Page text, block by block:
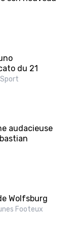
du 21
Sport
audacieuse
Wolfsburg
Footeux